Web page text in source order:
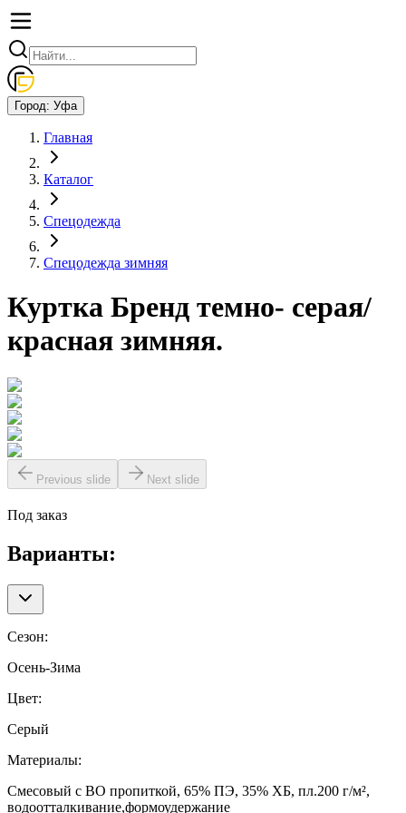
Город: Уфа
Главная
Каталог
Спецодежда
Спецодежда зимняя
Куртка Бренд темно- серая/
красная зимняя.
Previous slide Next slide
Под заказ
Варианты:
Сезон:
Осень-Зима
Цвет:
Серый
Материалы:
Смесовый с ВО пропиткой, 65% ПЭ, 35% ХБ, пл.200 г/м²,
водоотталкивание,формоудержание